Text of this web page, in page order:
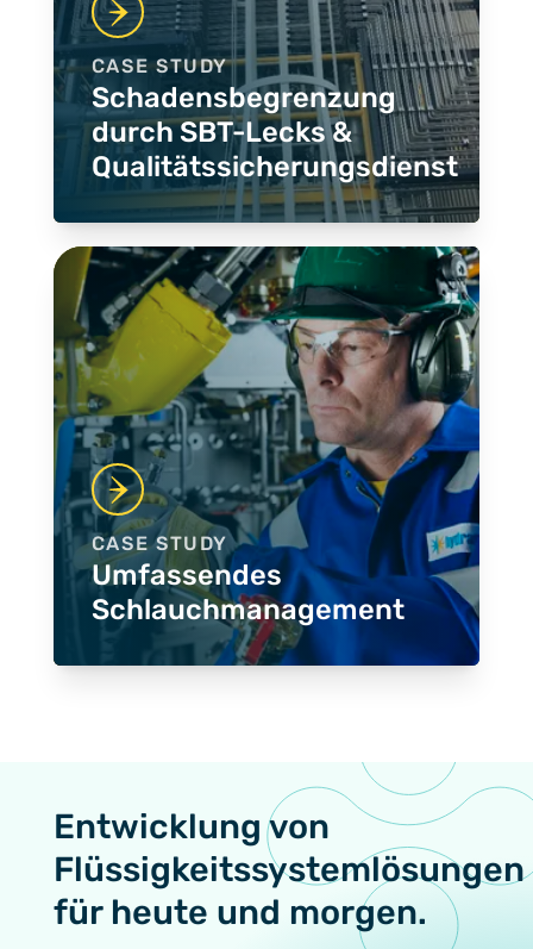
CASE STUDY
Schadensbegrenzung
durch SBT-Lecks &
Qualitätssicherungsdienst
CASE STUDY
Umfassendes
Schlauchmanagement
Entwicklung von
Flüssigkeitssystemlösungen
für heute und morgen.